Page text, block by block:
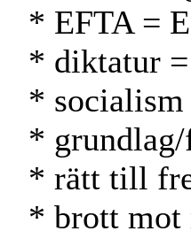
* EFTA =
* diktatur
*
*
* rätt till
* brott mot